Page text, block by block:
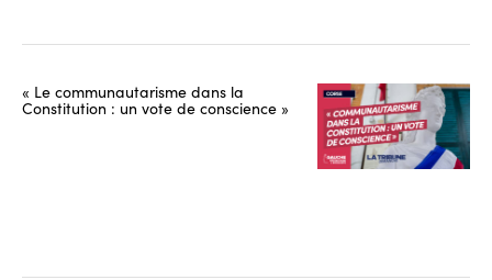
« Le communautarisme dans la
Constitution : un vote de conscience »